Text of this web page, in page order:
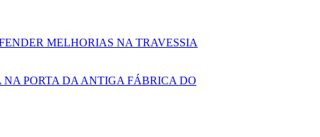
MELHORIAS NA TRAVESSIA
PORTA DA ANTIGA FÁBRICA DO